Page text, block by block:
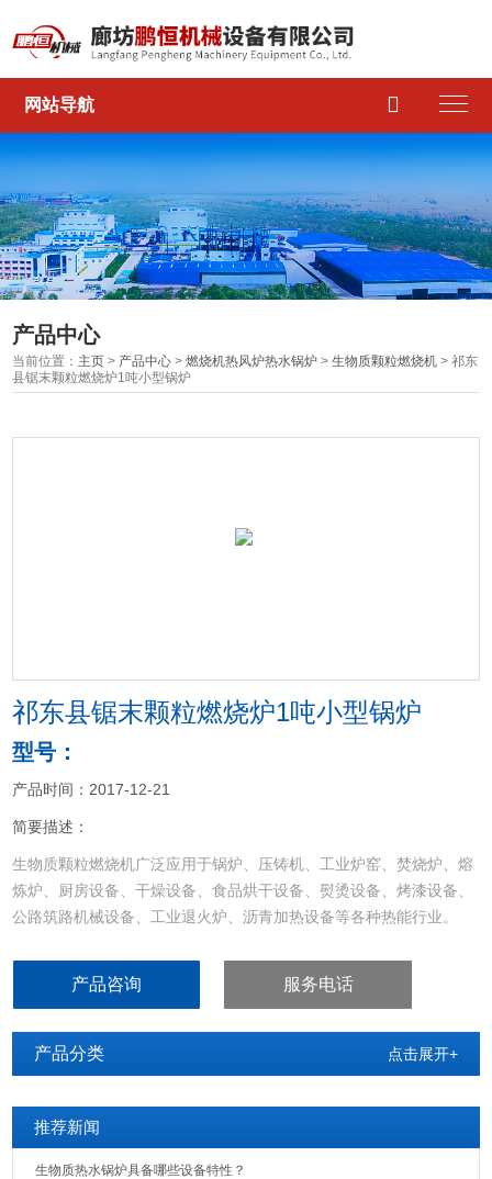
网站导航 
产品中心
当前位置： 主页 > 产品中心 >燃烧机热风炉热水锅炉 >生物质颗粒燃烧机 > 祁东
县锯末颗粒燃烧炉1吨小型锅炉
祁东县锯末颗粒燃烧炉1吨小型锅炉
型号：
产品时间：2017-12-21
简要描述：
生物质颗粒燃烧机广泛应用于锅炉、压铸机、工业炉窑、焚烧炉、熔
炼炉、厨房设备、干燥设备、食品烘干设备、熨烫设备、烤漆设备、
公路筑路机械设备、工业退火炉、沥青加热设备等各种热能行业。
产品咨询 服务电话
产品分类 点击展开+
推荐新闻
生物质热水锅炉具备哪些设备特性？